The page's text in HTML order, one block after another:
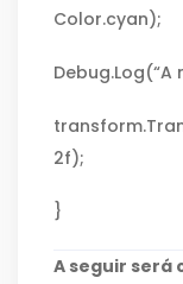
Color.cyan);
2f);
}
A seguir será